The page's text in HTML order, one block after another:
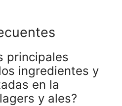
principales
ingredientes y
en la
y ales?